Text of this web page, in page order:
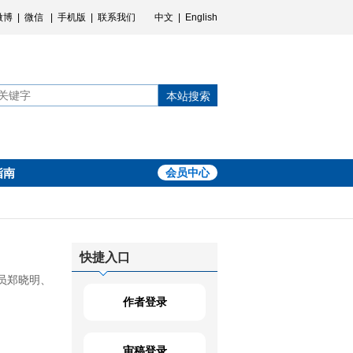
博 微信 手机版 联系我们 中文 English
本站搜索
南 会员中心
晓明、
快捷入口
作者登录